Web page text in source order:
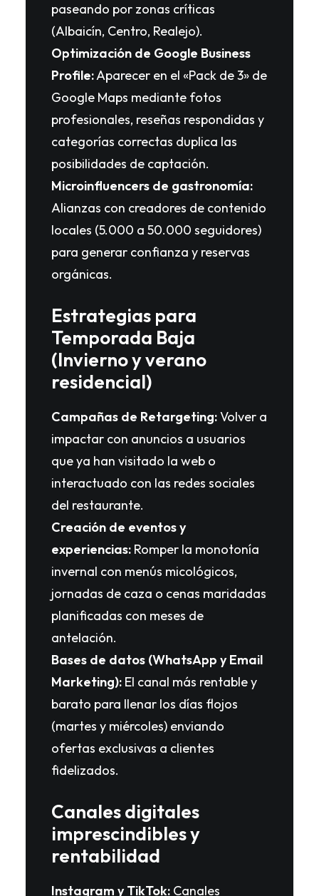
paseando por zonas críticas
(Albaicín, Centro, Realejo).
Optimización de Google Business
Profile:Aparecer en el «Pack de 3» de
Google Maps mediante fotos
profesionales, reseñas respondidas y
categorías correctas duplica las
posibilidades de captación.
Microinfluencers de gastronomía:
Alianzas con creadores de contenido
locales (5.000 a 50.000 seguidores)
para generar confianza y reservas
orgánicas.
Estrategias para
Temporada Baja
(Invierno y verano
residencial)
Campañas de Retargeting:Volver a
impactar con anuncios a usuarios
que ya han visitado la web o
interactuado con las redes sociales
del restaurante.
Creación de eventos y
experiencias: Romper la monotonía
invernal con menús micológicos,
jornadas de caza o cenas maridadas
planificadas con meses de
antelación.
Bases de datos (WhatsApp y Email
Marketing): El canal más rentable y
barato para llenar los días flojos
(martes y miércoles) enviando
ofertas exclusivas a clientes
fidelizados.
Canales digitales
imprescindibles y
rentabilidad
Instagram y TikTok: Canales